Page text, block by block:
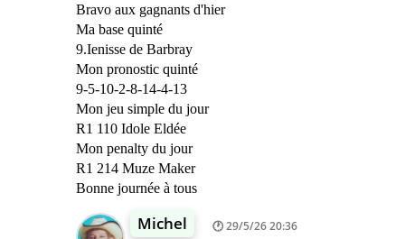
Bravo aux gagnants d'hier
Ma base quinté
9.Ienisse de Barbray
Mon pronostic quinté
9-5-10-2-8-14-4-13
Mon jeu simple du jour
R1 110 Idole Eldée
Mon penalty du jour
R1 214 Muze Maker
Bonne journée à tous
Michel 29/5/26 20:36